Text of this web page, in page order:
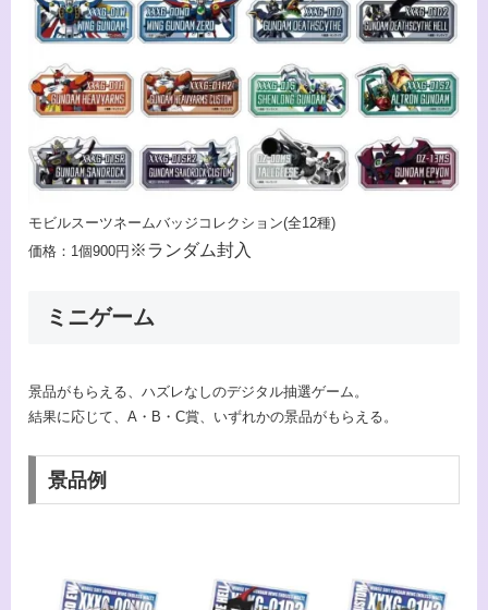
モビルスーツネームバッジコレクション(全12種)
価格：1個900円 ※ランダム封入
ミニゲーム
景品がもらえる、ハズレなしのデジタル抽選ゲーム。
結果に応じて、A・B・C賞、いずれかの景品がもらえる。
景品例